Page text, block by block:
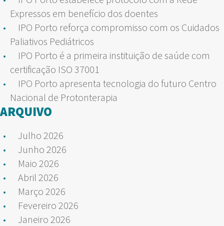
Expressos em benefício dos doentes
IPO Porto reforça compromisso com os Cuidados
Paliativos Pediátricos
IPO Porto é a primeira instituição de saúde com
certificação ISO 37001
IPO Porto apresenta tecnologia do futuro Centro
Nacional de Protonterapia
ARQUIVO
Julho 2026
Junho 2026
Maio 2026
Abril 2026
Março 2026
Fevereiro 2026
Janeiro 2026